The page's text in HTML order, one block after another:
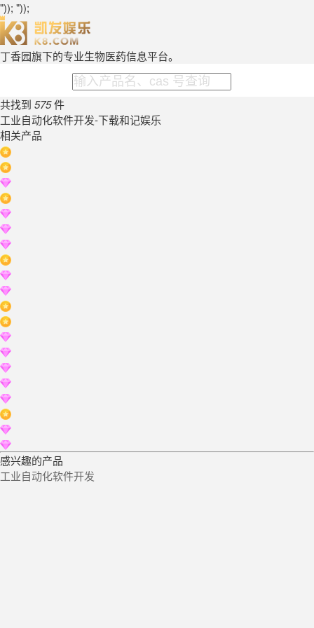
")); "));
丁香园旗下的专业生物医药信息平台。
共找到 575件
工业自动化软件开发-下载和记娱乐
相关产品
感兴趣的产品
工业自动化软件开发